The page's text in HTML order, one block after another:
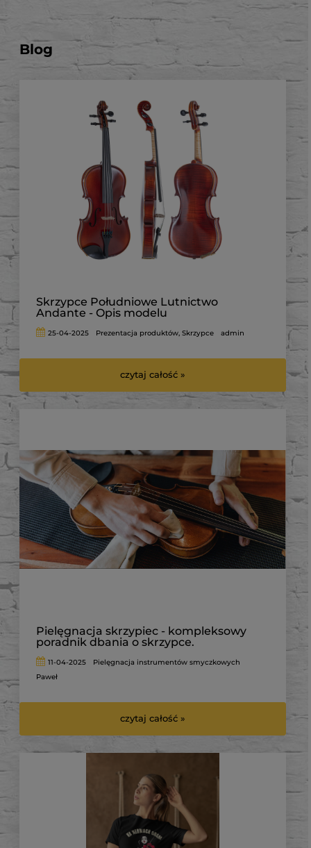
Skrzypce Południowe Lutnictwo
Andante - Opis modelu
25-04-2025 Prezentacja produktów ,Skrzypce admin
czytaj całość »
Pielęgnacja skrzypiec - kompleksowy
poradnik dbania o skrzypce.
11-04-2025
Pielęgnacja instrumentów smyczkowych
Paweł
czytaj całość »